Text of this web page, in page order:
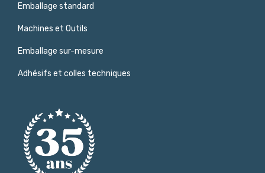
Emballage standard
Machines et Outils
Emballage sur-mesure
Adhésifs et colles techniques